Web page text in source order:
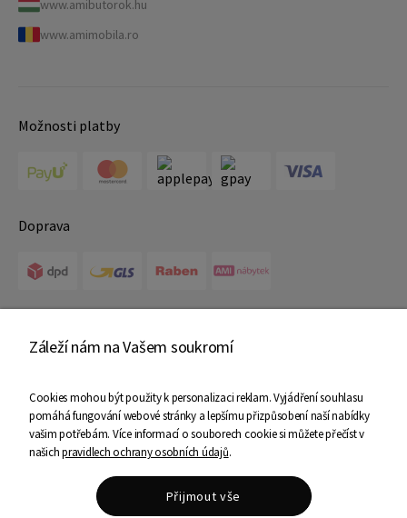
www.amibutorok.hu
www.amimobila.ro
Možnosti platby
Doprava
Shoper Premium
Záleží nám na Vašem soukromí
Cookies mohou být použity k personalizaci reklam. Vyjádření souhlasu
pomáhá fungování webové stránky a lepšímu přizpůsobení naší nabídky
vašim potřebám. Více informací o souborech cookie si můžete přečíst v
našichpravidlech ochrany osobních údajů.
Přijmout vše